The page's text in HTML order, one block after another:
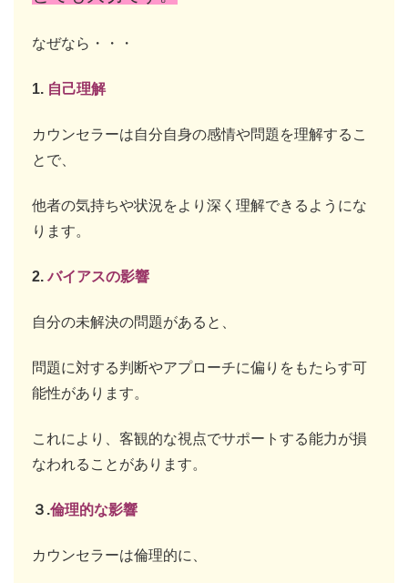
なぜなら・・・
1. 自己理解
カウンセラーは自分自身の感情や問題を理解するこ
とで、
他者の気持ちや状況をより深く理解できるようにな
ります。
2.バイアスの影響
自分の未解決の問題があると、
問題に対する判断やアプローチに偏りをもたらす可
能性があります。
これにより、客観的な視点でサポートする能力が損
なわれることがあります。
３.倫理的な影響
カウンセラーは倫理的に、